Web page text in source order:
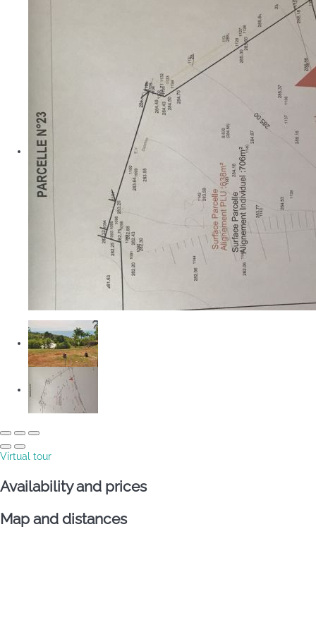
Virtual tour
Availability and prices
Map and distances